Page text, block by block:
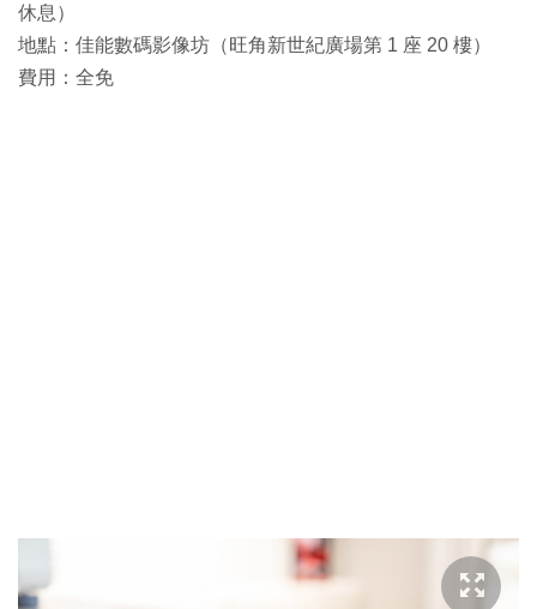
休息）
地點：佳能數碼影像坊（旺角新世紀廣場第 1 座 20 樓）
費用：全免